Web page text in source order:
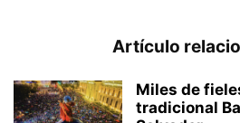
Artículo
Miles de
tradicional